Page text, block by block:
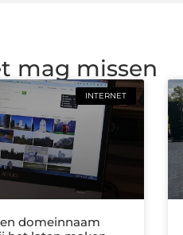
mag missen
INTERNET
domeinnaam